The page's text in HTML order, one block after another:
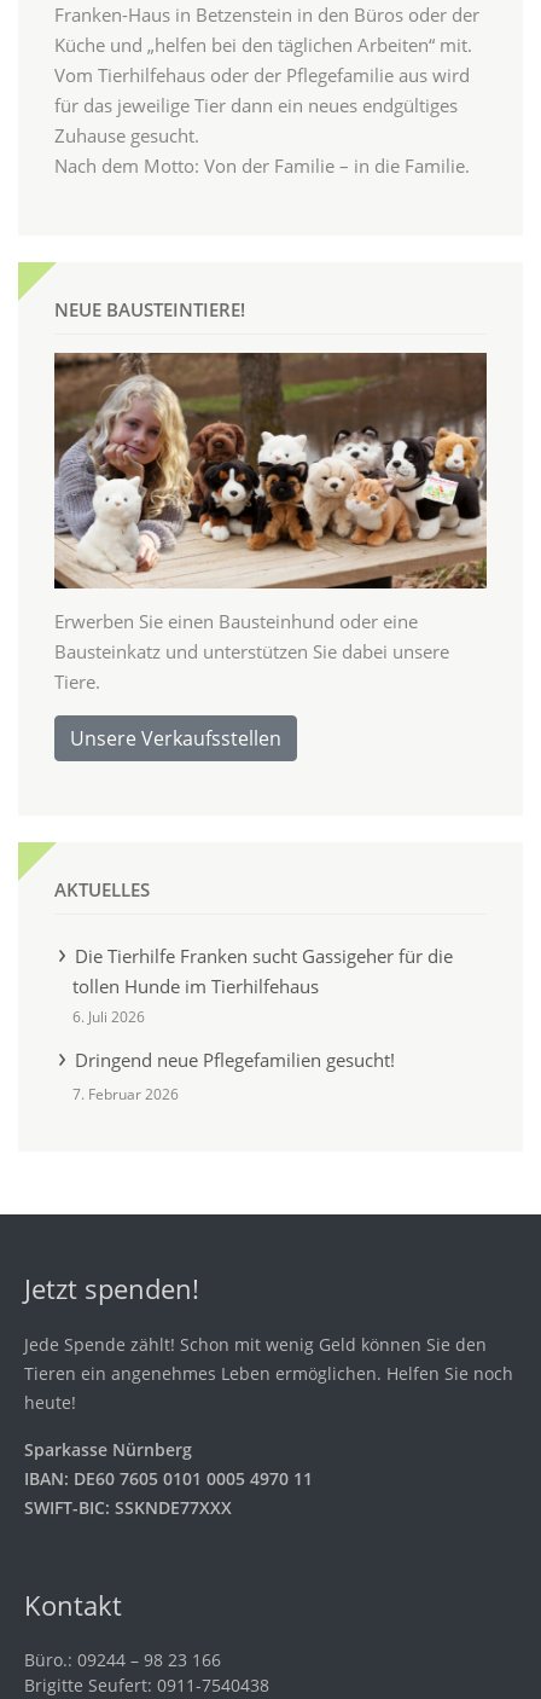
Franken-Haus in Betzenstein in den Büros oder der
Küche und „helfen bei den täglichen Arbeiten“ mit.
Vom Tierhilfehaus oder der Pflegefamilie aus wird
für das jeweilige Tier dann ein neues endgültiges
Zuhause gesucht.
Nach dem Motto: Von der Familie – in die Familie.
NEUE BAUSTEINTIERE!
Erwerben Sie einen Bausteinhund oder eine
Bausteinkatz und unterstützen Sie dabei unsere
Tiere.
Unsere Verkaufsstellen
AKTUELLES
Die Tierhilfe Franken sucht Gassigeher für die
tollen Hunde im Tierhilfehaus
6. Juli 2026
Dringend neue Pflegefamilien gesucht!
7. Februar 2026
Jetzt spenden!
Jede Spende zählt! Schon mit wenig Geld können Sie den
Tieren ein angenehmes Leben ermöglichen. Helfen Sie noch
heute!
Sparkasse Nürnberg
IBAN: DE60 7605 0101 0005 4970 11
SWIFT-BIC: SSKNDE77XXX
Kontakt
Büro.: 09244 – 98 23 166
Brigitte Seufert: 0911-7540438